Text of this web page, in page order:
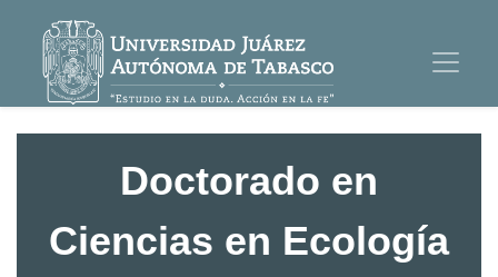
Doctorado en
Ciencias en Ecología